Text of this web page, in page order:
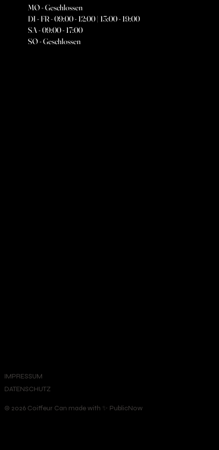
IMPRESSUM
DATENSCHUTZ
© 2026 Coiffeur Can made with ✨ PublicNow
MO - Geschlossen
DI - FR - 09:00 - 12:00 | 13:00 - 19:00
SA - 09:00 - 17:00
SO - Geschlossen